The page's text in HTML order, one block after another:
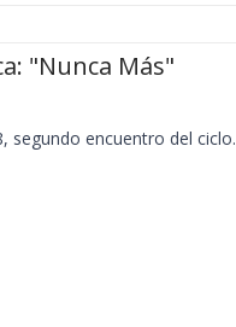
"Nunca Más"
segundo encuentro del ciclo.